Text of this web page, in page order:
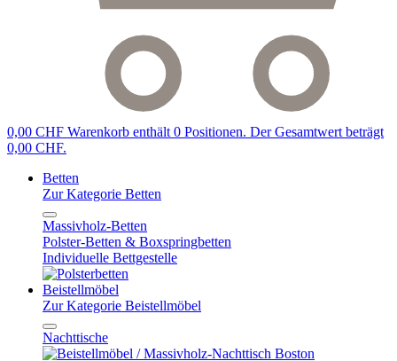
0,00 CHF Warenkorb enthält 0 Positionen. Der Gesamtwert beträgt
0,00 CHF.
Betten
Zur Kategorie Betten
Massivholz-Betten
Polster-Betten & Boxspringbetten
Individuelle Bettgestelle
Beistellmöbel
Zur Kategorie Beistellmöbel
Nachttische